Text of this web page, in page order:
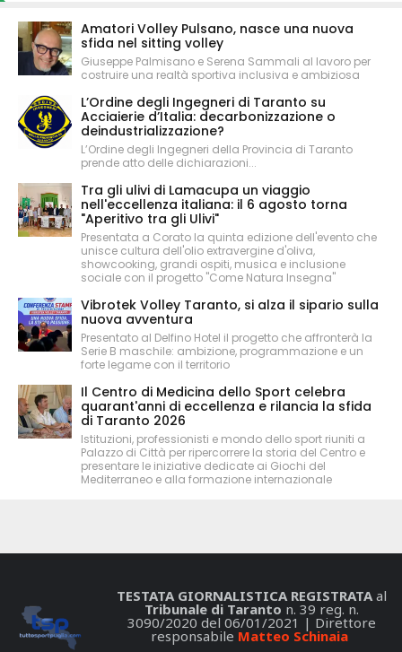
Amatori Volley Pulsano, nasce una nuova
sfida nel sitting volley
Giuseppe Palmisano e Serena Sammali al lavoro per
costruire una realtà sportiva inclusiva e ambiziosa
L’Ordine degli Ingegneri di Taranto su
Acciaierie d’Italia: decarbonizzazione o
deindustrializzazione?
L’Ordine degli Ingegneri della Provincia di Taranto
prende atto delle dichiarazioni...
Tra gli ulivi di Lamacupa un viaggio
nell'eccellenza italiana: il 6 agosto torna
"Aperitivo tra gli Ulivi"
Presentata a Corato la quinta edizione dell'evento che
unisce cultura dell'olio extravergine d'oliva,
showcooking, grandi ospiti, musica e inclusione
sociale con il progetto "Come Natura Insegna"
Vibrotek Volley Taranto, si alza il sipario sulla
nuova avventura
Presentato al Delfino Hotel il progetto che affronterà la
Serie B maschile: ambizione, programmazione e un
forte legame con il territorio
Il Centro di Medicina dello Sport celebra
quarant'anni di eccellenza e rilancia la sfida
di Taranto 2026
Istituzioni, professionisti e mondo dello sport riuniti a
Palazzo di Città per ripercorrere la storia del Centro e
presentare le iniziative dedicate ai Giochi del
Mediterraneo e alla formazione internazionale
TESTATA GIORNALISTICA REGISTRATAal
Tribunale di Taranto n. 39 reg. n.
3090/2020 del 06/01/2021 | Direttore
responsabile Matteo Schinaia